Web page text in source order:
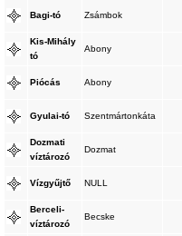
Bagi-tó Zsámbok
Kis-Mihály
tó
Abony
Piócás Abony
Gyulai-tó Szentmártonkáta
Dozmati
víztározó
Dozmat
Vízgyűjtő NULL
Berceli-
víztározó
Becske